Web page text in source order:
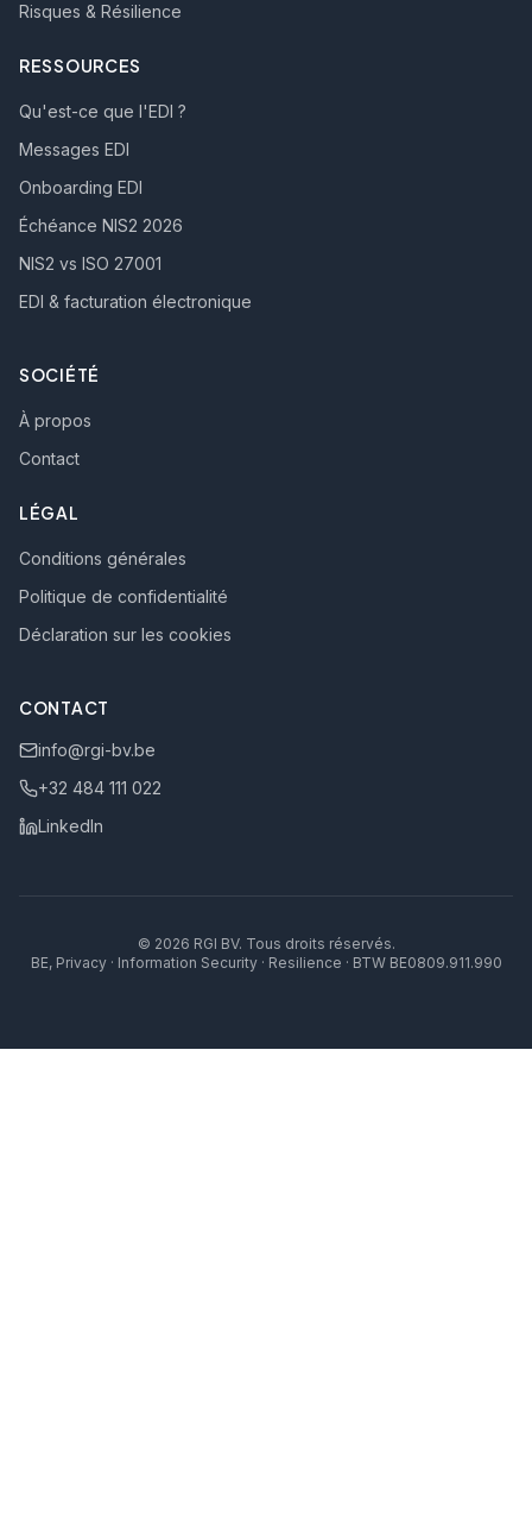
Risques & Résilience
RESSOURCES
Qu'est-ce que l'EDI ?
Messages EDI
Onboarding EDI
Échéance NIS2 2026
NIS2 vs ISO 27001
EDI & facturation électronique
SOCIÉTÉ
À propos
Contact
LÉGAL
Conditions générales
Politique de confidentialité
Déclaration sur les cookies
CONTACT
info@rgi-bv.be
+32 484 111 022
LinkedIn
© 2026 RGI BV. Tous droits réservés.
BE, Privacy · Information Security · Resilience · BTW BE0809.911.990